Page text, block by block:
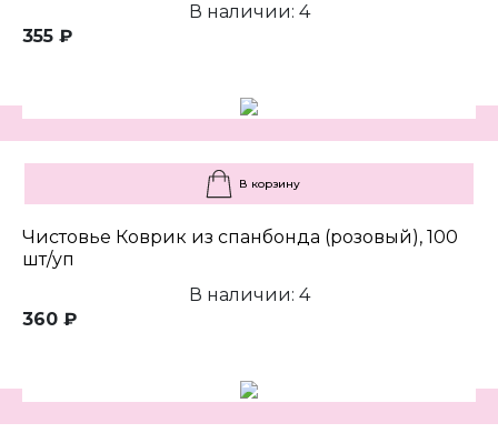
В наличии: 4
355 ₽
В корзину
Чистовье Коврик из спанбонда (розовый), 100
шт/уп
В наличии: 4
360 ₽